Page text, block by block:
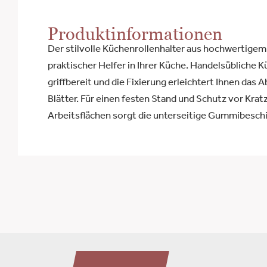
Produktinformationen
Der stilvolle Küchenrollenhalter aus
praktischer Helfer in Ihrer Küche. Handelsübliche
griffbereit und die Fixierung erleichtert Ihnen das
Blätter. Für einen festen Stand und Schutz vor
Arbeitsflächen sorgt die unterseitige